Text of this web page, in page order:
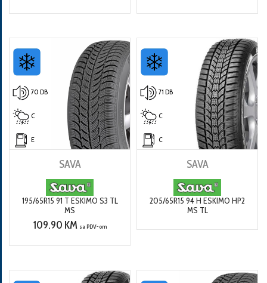
70 DB
C
E
SAVA
195/65R15 91 T ESKIMO S3 TL
MS
109.90 KM sa PDV-om
71 DB
C
C
SAVA
205/65R15 94 H ESKIMO HP2
MS TL